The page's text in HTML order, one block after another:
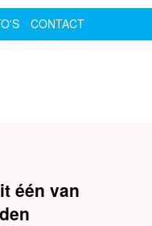
CONTACT
één van